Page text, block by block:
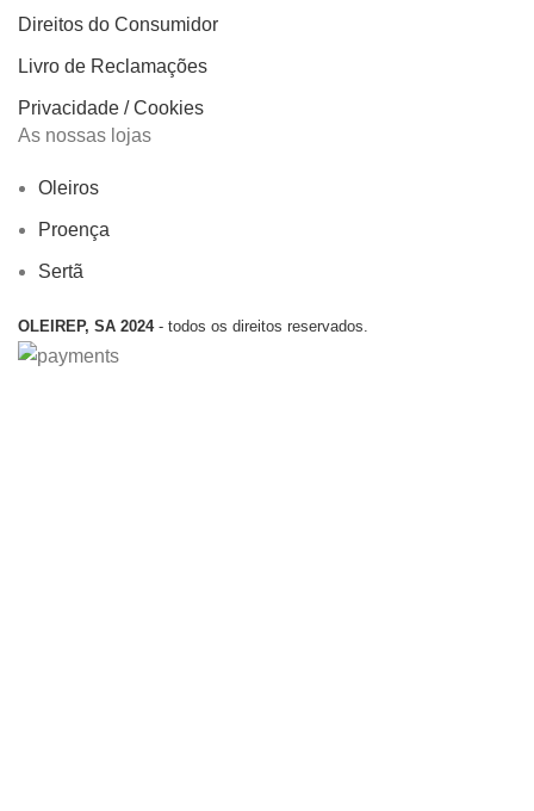
Direitos do Consumidor
Livro de Reclamações
Privacidade / Cookies
As nossas lojas
Oleiros
Proença
Sertã
OLEIREP, SA 2024 - todos os direitos reservados.